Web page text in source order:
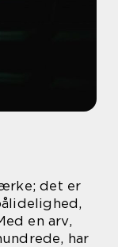
det er
en arv,
har